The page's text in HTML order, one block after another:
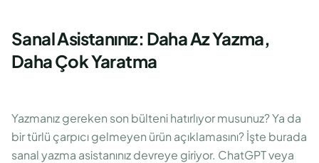
Sanal Asistanınız: Daha Az Yazma,
Daha Çok Yaratma
Yazmanız gereken son bülteni hatırlıyor musunuz? Ya da
bir türlü çarpıcı gelmeyen ürün açıklamasını? İşte burada
sanal yazma asistanınız devreye giriyor. ChatGPT veya